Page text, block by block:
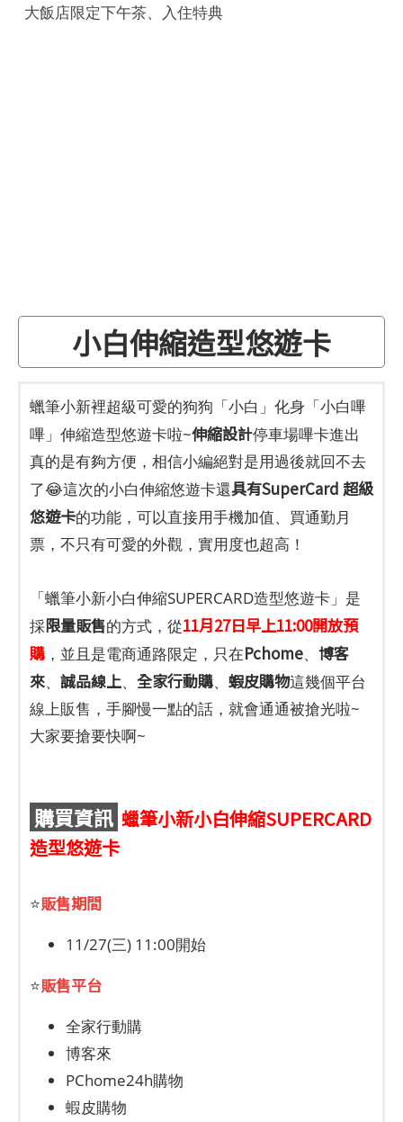
大飯店限定下午茶、入住特典
小白伸縮造型悠遊卡
蠟筆小新裡超級可愛的狗狗「小白」化身「小白嗶
嗶」伸縮造型悠遊卡啦~伸縮設計停車場嗶卡進出
真的是有夠方便，相信小編絕對是用過後就回不去
了😂這次的小白伸縮悠遊卡還具有SuperCard 超級
悠遊卡的功能，可以直接用手機加值、買通勤月
票，不只有可愛的外觀，實用度也超高！
「蠟筆小新小白伸縮SUPERCARD造型悠遊卡」是
採限量販售的方式，從11月27日早上11:00開放預
購 ，並且是電商通路限定，只在Pchome、 博客
來、 誠品線上、 全家行動購、 蝦皮購物這幾個平台
線上販售，手腳慢一點的話，就會通通被搶光啦~
大家要搶要快啊~
購買資訊 蠟筆小新小白伸縮SUPERCARD
造型悠遊卡
⭐販售期間
11/27(三) 11:00開始
⭐販售平台
全家行動購
博客來
PChome24h購物
蝦皮購物